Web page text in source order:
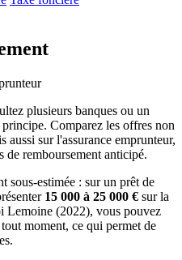
plusieurs banques ou un
Comparez les offres non
aussi sur l'assurance emprunteur,
de remboursement anticipé.
sous-estimée : sur un prêt de
15 000 à 25 000 € sur la
Lemoine (2022), vous pouvez
moment, ce qui permet de